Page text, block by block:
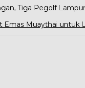
Tiga Pegolf
Emas Muaythai untuk